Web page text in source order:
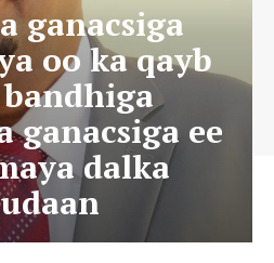
ganacsiga
oo ka qayb
ganacsiga ee
dalka